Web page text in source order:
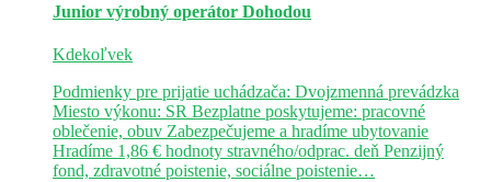
Junior výrobný operátor Dohodou
Kdekoľvek
Podmienky pre prijatie uchádzača: Dvojzmenná prevádzka
Miesto výkonu: SR Bezplatne poskytujeme: pracovné
oblečenie, obuv Zabezpečujeme a hradíme ubytovanie
Hradíme 1,86 € hodnoty stravného/odprac. deň Penzijný
fond, zdravotné poistenie, sociálne poistenie…